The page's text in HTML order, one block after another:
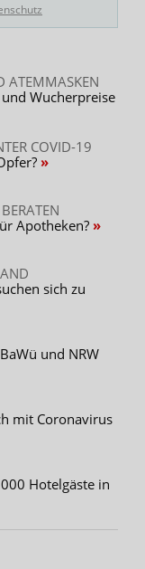
ATEMMASKEN
Wucherpreise
COVID-19
Apotheken?
sich zu
und NRW
mit Coronavirus
Hotelgäste in